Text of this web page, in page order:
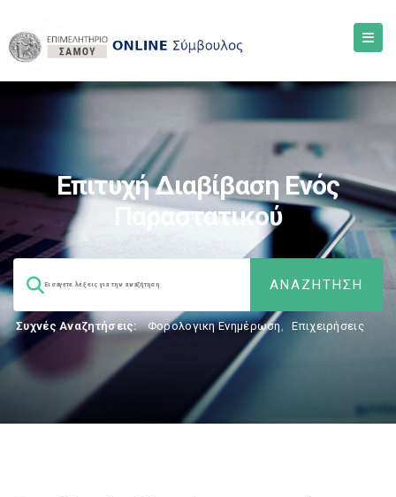
Επιτυχή Διαβίβαση Ενός
Παραστατικού
Συχνές Αναζητήσεις: Φορολογικη Ενημέρωση, Επιχειρήσεις